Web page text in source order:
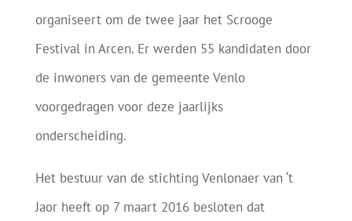
organiseert om de twee jaar het Scrooge
Festival in Arcen. Er werden 55 kandidaten door
de inwoners van de gemeente Venlo
voorgedragen voor deze jaarlijks
onderscheiding.
Het bestuur van de stichting Venlonaer van ‘t
Jaor heeft op 7 maart 2016 besloten dat